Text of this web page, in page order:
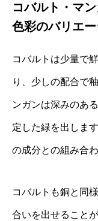
コバルト・マ
色彩のバリエ
コバルトは少量で
り、少しの配合で
ンガンは深みのあ
定した緑を出しま
の成分との組み合
コバルトも銅と同
合いを出せること